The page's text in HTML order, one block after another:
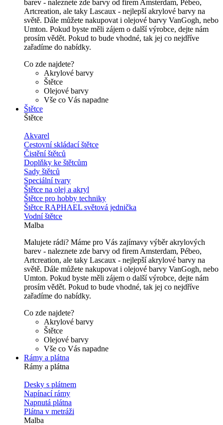
barev - naleznete zde barvy od firem Amsterdam, Pébeo,
Artcreation, ale taky Lascaux - nejlepší akrylové barvy na
světě. Dále můžete nakupovat i olejové barvy VanGogh, nebo
Umton. Pokud byste měli zájem o další výrobce, dejte nám
prosím vědět. Pokud to bude vhodné, tak jej co nejdříve
zařadíme do nabídky.
Co zde najdete?
Akrylové barvy
Štětce
Olejové barvy
Vše co Vás napadne
Štětce
Štětce
Akvarel
Cestovní skládací štětce
Čistění štětců
Doplňky ke štětcům
Sady štětců
Speciální tvary
Štětce na olej a akryl
Štětce pro hobby techniky
Štětce RAPHAEL světová jednička
Vodní štětce
Malba
Malujete rádi? Máme pro Vás zajímavy výběr akrylových
barev - naleznete zde barvy od firem Amsterdam, Pébeo,
Artcreation, ale taky Lascaux - nejlepší akrylové barvy na
světě. Dále můžete nakupovat i olejové barvy VanGogh, nebo
Umton. Pokud byste měli zájem o další výrobce, dejte nám
prosím vědět. Pokud to bude vhodné, tak jej co nejdříve
zařadíme do nabídky.
Co zde najdete?
Akrylové barvy
Štětce
Olejové barvy
Vše co Vás napadne
Rámy a plátna
Rámy a plátna
Desky s plátnem
Napínací rámy
Napnutá plátna
Plátna v metráži
Malba